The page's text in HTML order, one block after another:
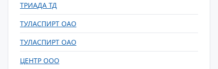
ТРИАДА ТД
ТУЛАСПИРТ ОАО
ТУЛАСПИРТ ОАО
ЦЕНТР ООО